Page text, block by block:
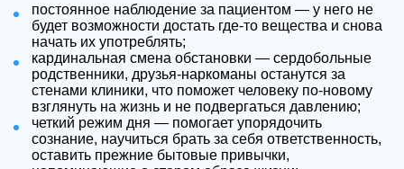
постоянное наблюдение за пациентом — у него не
будет возможности достать где-то вещества и снова
начать их употреблять;
кардинальная смена обстановки — сердобольные
родственники, друзья-наркоманы останутся за
стенами клиники, что поможет человеку по-новому
взглянуть на жизнь и не подвергаться давлению;
четкий режим дня — помогает упорядочить
сознание, научиться брать за себя ответственность,
оставить прежние бытовые привычки,